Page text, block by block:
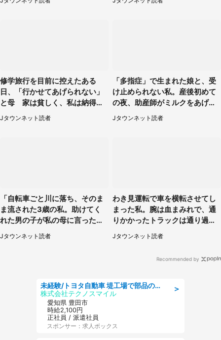
性）
修学旅行を目前に控えたある
日、「行かせてあげられない」
と母 家は貧しく、私は納得し
たけれど...（北海道・70代以上
女性）
Jタウンネット読者
「多指症」で生まれた娘と、受
け止められない私。産後初めて
の夜、助産師がミルクをあげて
るのを見て...（静岡県・20代女
性）
Jタウンネット読者
「自転車ごと川に落ち、そのま
ま流された3歳の私。助けてく
れた男の子が私の母に言ったの
は...」（千葉県・20代女性）
Jタウンネット読者
わき見運転で車を横転させてし
まった私。腕は血まみれで、通
りかかったトラックは通り過ぎ
ていき...（福岡県・30代女性）
Jタウンネット読者
Recommended by
＞
未経験/トヨタ自動車 堤工場で部品の運搬作業/tutumi
株式会社テクノスマイル
愛知県 豊田市
時給2,100円
正社員 / 派遣社員
スポンサー：求人ボックス